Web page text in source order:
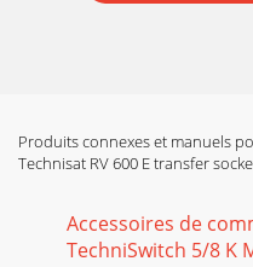
Produits connexes et manuels
Technisat RV 600 E transfer
Accessoires de
TechniSwitch 5/8 K